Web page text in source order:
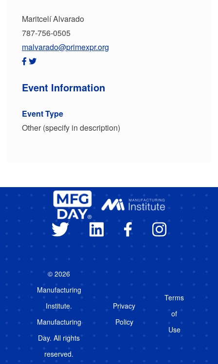
Maritcelí Alvarado
787-756-0505
malvarado@primexpr.org
Event Information
Event Type
Other (specify in description)
© 2026
Manufacturing
Institute.
Manufacturing
Day. All rights
reserved.
Privacy
Policy
Terms
of
Use